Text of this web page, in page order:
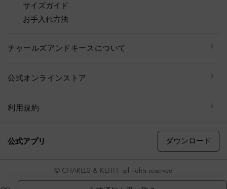
サイズガイド
お手入れ方法
チャールズアンドキースについて
公式オンラインストア
利用規約
公式アプリ ダウンロード
© CHARLES & KEITH, all rights reserved